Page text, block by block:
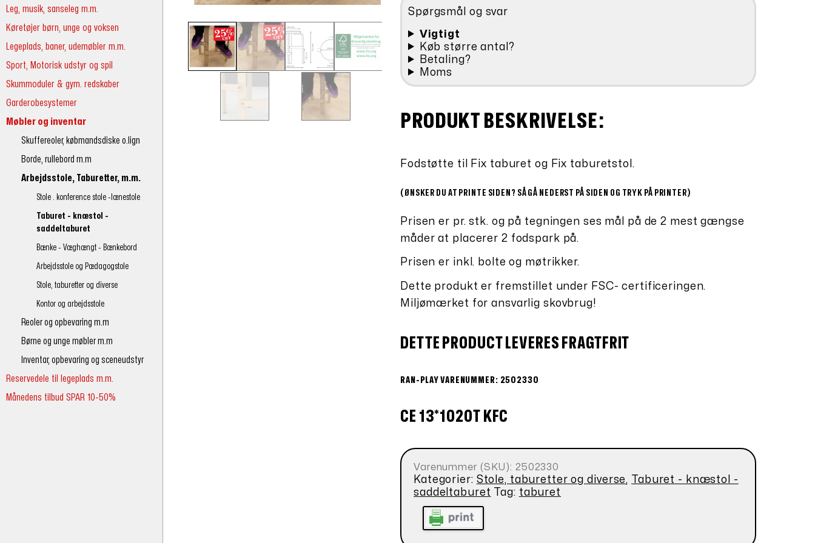
Leg, musik, sanseleg m.m.
Køretøjer børn, unge og voksen
Legeplads, baner, udemøbler m.m.
Sport, Motorisk udstyr og spil
Skummoduler & gym. redskaber
Garderobesystemer
Møbler og inventar
Skuffereoler, købmandsdiske o.lign
Borde, rullebord m.m
Arbejdsstole, Taburetter, m.m.
Stole . konference stole -lænestole
Taburet - knæstol -
saddeltaburet
Bænke - Væghængt - Bænkebord
Arbejdsstole og Pædagogstole
Stole, taburetter og diverse
Kontor og arbejdsstole
Reoler og opbevaring m.m
Børne og unge møbler m.m
Inventar, opbevaring og sceneudstyr
Reservedele til legeplads m.m.
Månedens tilbud SPAR 10-50%
Spørgsmål og svar
Vigtigt
Køb større antal?
Betaling?
Moms
PRODUKT BESKRIVELSE:
Fodstøtte til Fix taburet og Fix taburetstol.
(ØNSKER DU AT PRINTE SIDEN? SÅ GÅ NEDERST PÅ SIDEN OG TRYK PÅ PRINTER)
Prisen er pr. stk. og på tegningen ses mål på de 2 mest gængse
måder at placerer 2 fodspark på.
Prisen er inkl. bolte og møtrikker.
Dette produkt er fremstillet under FSC- certificeringen.
Miljømærket for ansvarlig skovbrug!
DETTE PRODUCT LEVERES FRAGTFRIT
RAN-PLAY VARENUMMER: 2502330
CE 13*1020T KFC
Varenummer (SKU): 2502330
Kategorier: Stole, taburetter og diverse,
Taburet - knæstol -
saddeltaburet
Tag: taburet